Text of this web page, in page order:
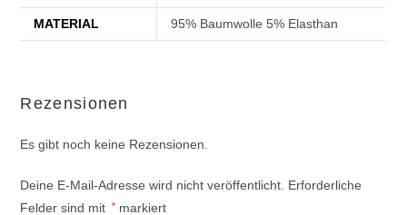
MATERIAL 95% Baumwolle 5% Elasthan
Rezensionen
Es gibt noch keine Rezensionen.
Deine E-Mail-Adresse wird nicht veröffentlicht. Erforderliche
Felder sind mit
* markiert